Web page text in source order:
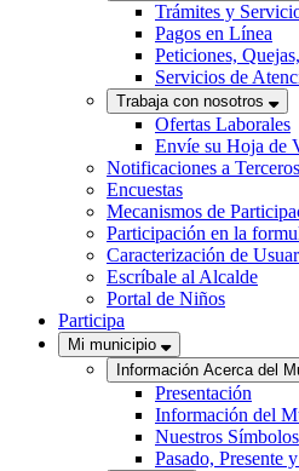
Trámites y
Pagos en Línea
Peticiones,
Servicios de
Trabaja con nosotros
Ofertas Laborales
Envíe su Hoja de
Notificaciones a Terceros
Encuestas
Mecanismos de
Participación en la
Caracterización de
Escríbale al Alcalde
Portal de Niños
Participa
Mi municipio
Información Acerca del
Presentación
Información del
Nuestros Símbolos
Pasado, Presente